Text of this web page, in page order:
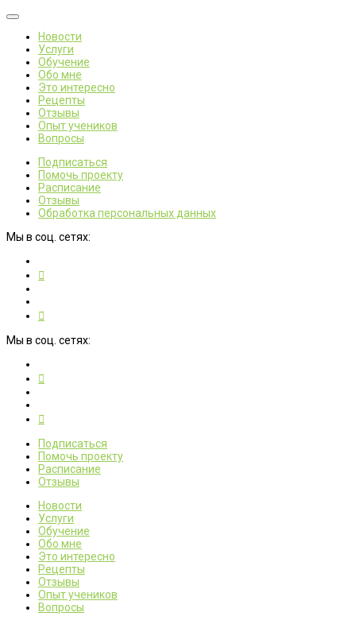
Новости
Услуги
Обучение
Обо мне
Это интересно
Рецепты
Отзывы
Опыт учеников
Вопросы
Подписаться
Помочь проекту
Расписание
Отзывы
Обработка персональных данных
Мы в соц. сетях:
Мы в соц. сетях:
Подписаться
Помочь проекту
Расписание
Отзывы
Новости
Услуги
Обучение
Обо мне
Это интересно
Рецепты
Отзывы
Опыт учеников
Вопросы